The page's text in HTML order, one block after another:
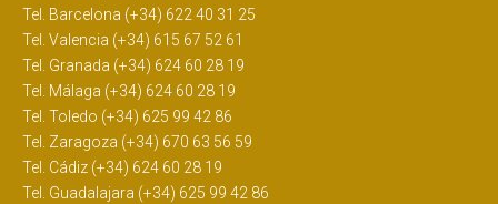
Tel. Barcelona (+34) 622 40 31 25
Tel. Valencia (+34) 615 67 52 61
Tel. Granada (+34) 624 60 28 19
Tel. Málaga (+34) 624 60 28 19
Tel. Toledo (+34) 625 99 42 86
Tel. Zaragoza (+34) 670 63 56 59
Tel. Cádiz (+34) 624 60 28 19
Tel. Guadalajara (+34) 625 99 42 86